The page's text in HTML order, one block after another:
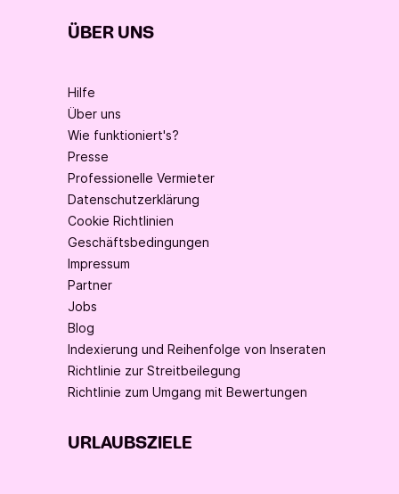
ÜBER UNS
Hilfe
Über uns
Wie funktioniert's?
Presse
Professionelle Vermieter
Datenschutzerklärung
Cookie Richtlinien
Geschäftsbedingungen
Impressum
Partner
Jobs
Blog
Indexierung und Reihenfolge von Inseraten
Richtlinie zur Streitbeilegung
Richtlinie zum Umgang mit Bewertungen
URLAUBSZIELE